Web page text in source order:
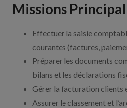
Missions
Effectuer la saisie
courantes (factures,
Préparer les documents
bilans et les déclarations
Gérer la facturation clients
Assurer le classement et